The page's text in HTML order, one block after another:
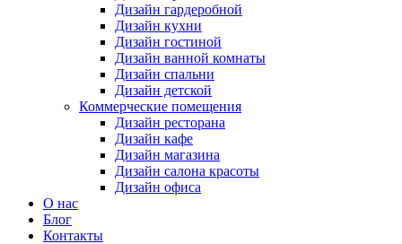
Дизайн гардеробной
Дизайн кухни
Дизайн гостиной
Дизайн ванной комнаты
Дизайн спальни
Дизайн детской
Коммерческие помещения
Дизайн ресторана
Дизайн кафе
Дизайн магазина
Дизайн салона красоты
Дизайн офиса
О нас
Блог
Контакты